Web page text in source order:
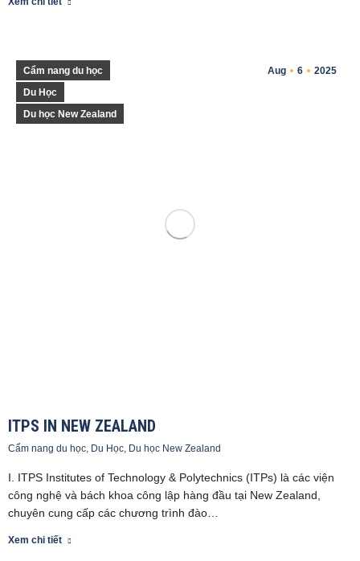
Aug 6 2025
Cẩm nang du học
Du Học
Du học New Zealand
ITPS IN NEW ZEALAND
Cẩm nang du học, Du Học, Du học New Zealand
I. ITPS Institutes of Technology & Polytechnics (ITPs) là các viện
công nghệ và bách khoa công lập hàng đầu tại New Zealand,
chuyên cung cấp các chương trình đào…
Xem chi tiết